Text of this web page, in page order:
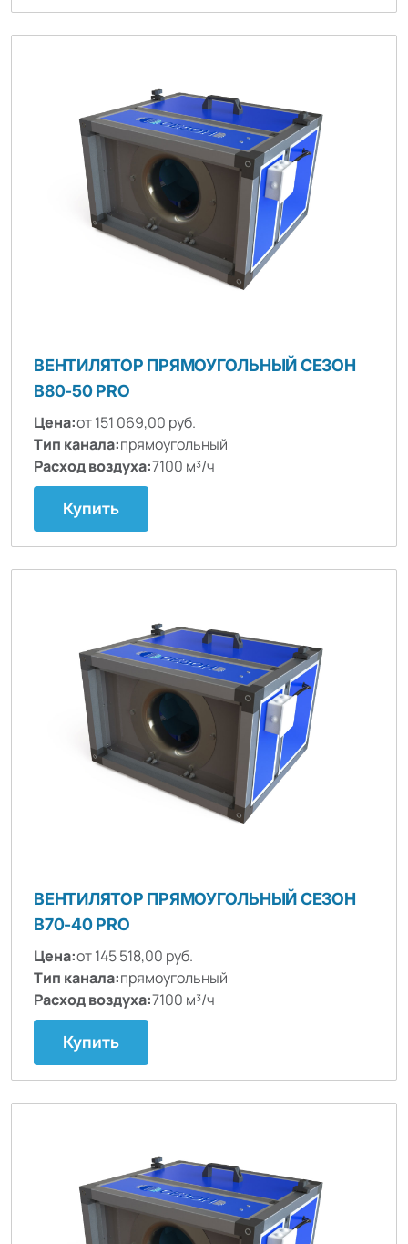
ВЕНТИЛЯТОР ПРЯМОУГОЛЬНЫЙ СЕЗОН
B80-50 PRO
Цена:от 151 069,00 руб.
Тип канала:прямоугольный
Расход воздуха:7100 м³/ч
Купить
ВЕНТИЛЯТОР ПРЯМОУГОЛЬНЫЙ СЕЗОН
B70-40 PRO
Цена:от 145 518,00 руб.
Тип канала:прямоугольный
Расход воздуха:7100 м³/ч
Купить